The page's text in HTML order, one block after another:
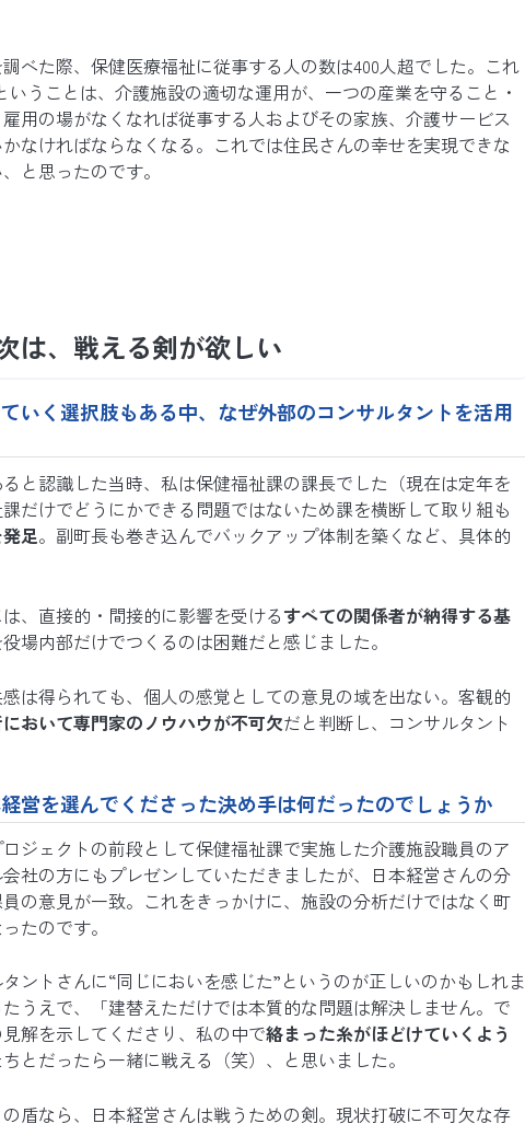
べた際、保健医療福祉に従事する人の数は400人超でした。これ
うことは、介護施設の適切な運用が、一つの産業を守ること・
用の場がなくなれば従事する人およびその家族、介護サービス
なければならなくなる。これでは住民さんの幸せを実現できな
と思ったのです。
は、戦える剣が欲しい
いく選択肢もある中、なぜ外部のコンサルタントを活用
と認識した当時、私は保健福祉課の課長でした（現在は定年を
だけでどうにかできる問題ではないため課を横断して取り組も
足。副町長も巻き込んでバックアップ体制を築くなど、具体的
、直接的・間接的に影響を受けるすべての関係者が納得する基
場内部だけでつくるのは困難だと感じました。
は得られても、個人の感覚としての意見の域を出ない。客観的
おいて専門家のノウハウが不可欠だと判断し、コンサルタント
営を選んでくださった決め手は何だったのでしょうか
ジェクトの前段として保健福祉課で実施した介護施設職員のア
社の方にもプレゼンしていただきましたが、日本経営さんの分
の意見が一致。これをきっかけに、施設の分析だけではなく町
たのです。
ントさんに“同じにおいを感じた”というのが正しいのかもしれま
うえで、「建替えただけでは本質的な問題は解決しません。で
解を示してくださり、私の中で絡まった糸がほどけていくよう
とだったら一緒に戦える（笑）、と思いました。
盾なら、日本経営さんは戦うための剣。現状打破に不可欠な存